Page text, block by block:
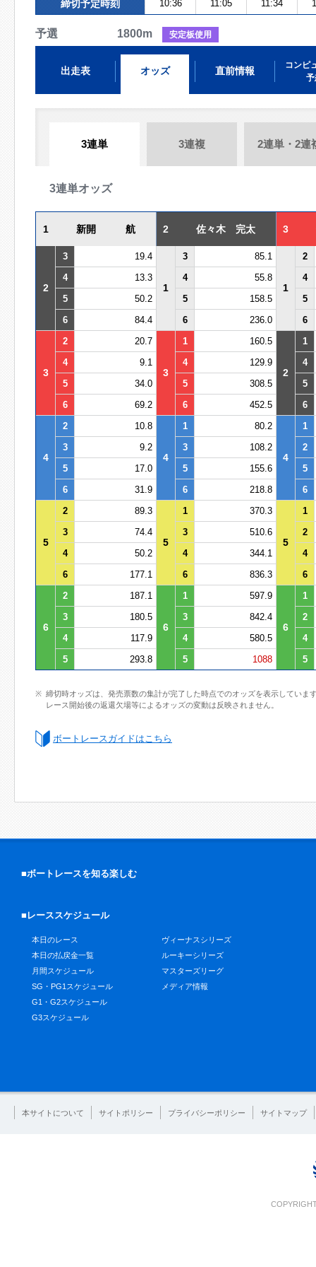
締切予定時刻 10:36 11:05 11:34
予選 1800m 安定板使用
出走表 オッズ 直前情報
コンピ
予
3連単 3連複 2連単・2連
3連単オッズ
1 新開 航 2 佐々木 完太 3
2
3 19.4
1
3 85.1
1
2
4
13.3 4 55.8
4
5
50.2 5 158.5
5
6
84.4 6 236.0 6
3
2 20.7
3
1 160.5
2
1
4
9.1 4 129.9
4
5
34.0 5 308.5
5
6
69.2 6 452.5 6
4
2 10.8
4
1 80.2
4
1
3
9.2 3 108.2
2
5
17.0 5 155.6
5
6
31.9 6 218.8 6
5
2 89.3
5
1 370.3
5
1
3
74.4 3 510.6
2
4
50.2 4 344.1
4
6
177.1 6 836.3 6
6
2 187.1
6
1 597.9
6
1
3
180.5 3 842.4
2
4
117.9 4 580.5
4
5
293.8 5 1088 5
締切時オッズは、発売票数の集計が完了した時点でのオッズを表示していま
レース開始後の返還欠場等によるオッズの変動は反映されません。
ボートレースガイドはこちら
■ボートレースを知る楽しむ
■レーススケジュール
本日のレース
本日の払戻金一覧
月間スケジュール
SG・PG1スケジュール
G1・G2スケジュール
G3スケジュール
ヴィーナスシリーズ
ルーキーシリーズ
マスターズリーグ
メディア情報
本サイトについて サイトポリシー プライバシーポリシー サイトマップ